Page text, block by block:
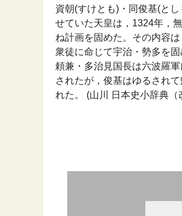
資朝(すけとも)・同俊基(と
せていた天皇は，1324年，
ね計画を固めた。その内容
衆徒に命じて宇治・勢多を
頼兼・多治見国長は六波羅
されたが，俊基はゆるされ
れた。 (山川 日本史小辞典